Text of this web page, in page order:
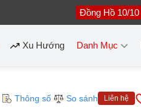
Đồng Hồ 10/10
Xu Hướng Danh Mục
Thông số So sánh Liên hệ